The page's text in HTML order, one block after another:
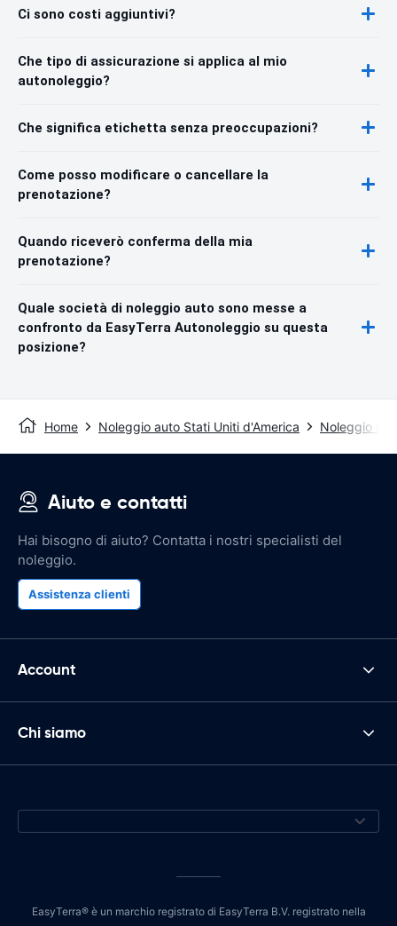
Ci sono costi aggiuntivi?
Che tipo di assicurazione si applica al mio
autonoleggio?
Che significa etichetta senza preoccupazioni?
Come posso modificare o cancellare la
prenotazione?
Quando riceverò conferma della mia
prenotazione?
Quale società di noleggio auto sono messe a
confronto da EasyTerra Autonoleggio su questa
posizione?
Home Noleggio auto Stati Uniti d'America Noleggio
Aiuto e contatti
Hai bisogno di aiuto? Contatta i nostri specialisti del
noleggio.
Assistenza clienti
Account
Chi siamo
EasyTerra® è un marchio registrato di EasyTerra B.V. registrato nella